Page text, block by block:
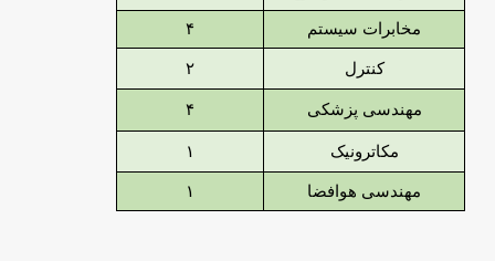
مخابرات سیستم ۴
کنترل ۲
مهندسی پزشکی ۴
مکاترونیک ۱
مهندسی هوافضا ۱